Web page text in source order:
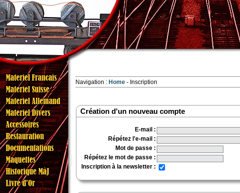
Navigation : Home Inscription
Création d'un nouveau compte
E-mail :
Répétez l'e-mail :
Mot de passe :
Répétez le mot de passe :
Inscription à la newsletter :